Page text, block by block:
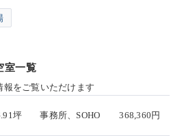
室一覧
報をご覧いただけます
坪 事務所、SOHO 368,360円